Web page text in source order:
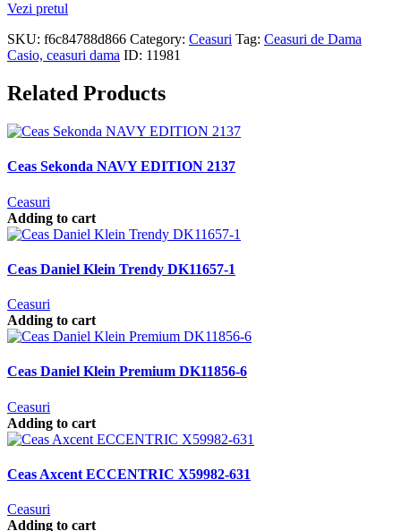
Vezi pretul
SKU: f6c84788d866 Category: Ceasuri Tag: Ceasuri de Dama
Casio, ceasuri dama ID: 11981
Related Products
Ceas Sekonda NAVY EDITION 2137
Ceasuri
Adding to cart
Ceas Daniel Klein Trendy DK11657-1
Ceasuri
Adding to cart
Ceas Daniel Klein Premium DK11856-6
Ceasuri
Adding to cart
Ceas Axcent ECCENTRIC X59982-631
Ceasuri
Adding to cart